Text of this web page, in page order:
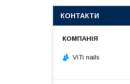
КОНТАКТИ
ViTi nails